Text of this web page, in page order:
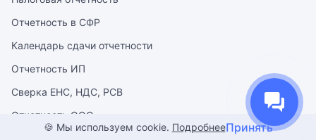
Отчетность в СФР
Календарь сдачи отчетности
Отчетность ИП
Сверка ЕНС, НДС, РСВ
Отчетность ООО
🍪 Мы используем cookie. ПодробнееПринять
Сделано в